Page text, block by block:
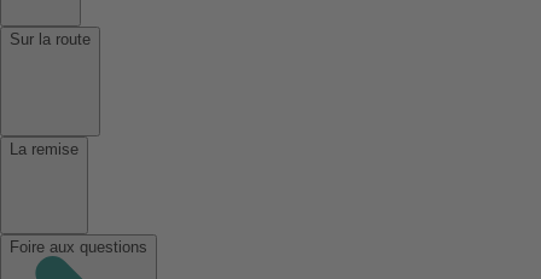
Sur la route
La remise
Foire aux questions